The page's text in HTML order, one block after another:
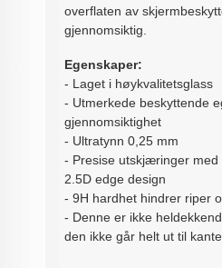
overflaten av
gjennomsiktig.
Egenskaper:
- Laget i høykvalitetsglass
- Utmerkede beskyttende
gjennomsiktighet
- Ultratynn 0,25 mm
- Presise utskjæringer med
2.5D edge design
- 9H hardhet hindrer riper
- Denne er ikke
den ikke går helt ut til